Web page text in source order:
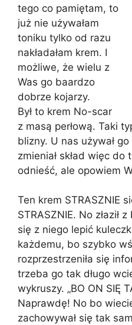
tego co pamiętam, to
już nie używałam
toniku tylko od razu
nakładałam krem. I
możliwe, że wielu z
Was go baardzo
dobrze kojarzy.
Był to krem No-scar
z masą perłową. Taki
blizny. U nas używał
zmieniał skład więc do
odnieść, ale opowiem
Ten krem STRASZNIE
STRASZNIE. No złaził
się z niego lepić
każdemu, bo szybko
rozprzestrzeniła się
trzeba go tak długo
wykruszy. „BO ON SIĘ
Naprawdę! No bo
zachowywał się tak